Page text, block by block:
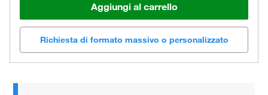
Aggiungi al carrello
Richiesta di formato massivo o personalizzato